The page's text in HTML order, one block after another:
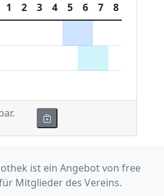
1 2 3 4 5 6 7 8
ist ein Angebot von free
Mitglieder des Vereins.